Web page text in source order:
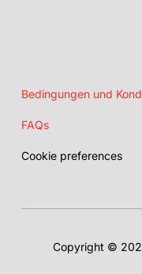
Bedingungen und
FAQs
Cookie preferences
Copyright ©